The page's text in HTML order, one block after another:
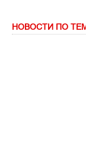
НОВОСТИ ПО